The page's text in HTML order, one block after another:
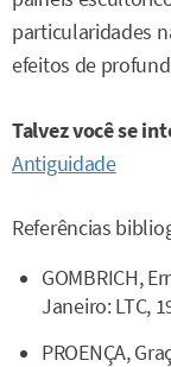
particularidades
efeitos de
Talvez você se
Antiguidade
Referências
GOMBRICH,
Janeiro: LTC,
PROENÇA,